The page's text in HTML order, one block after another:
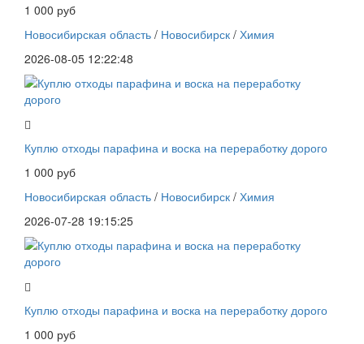
1 000 руб
Новосибирская область / Новосибирск / Химия
2026-08-05 12:22:48
Куплю отходы парафина и воска на переработку дорого
1 000 руб
Новосибирская область / Новосибирск / Химия
2026-07-28 19:15:25
Куплю отходы парафина и воска на переработку дорого
1 000 руб